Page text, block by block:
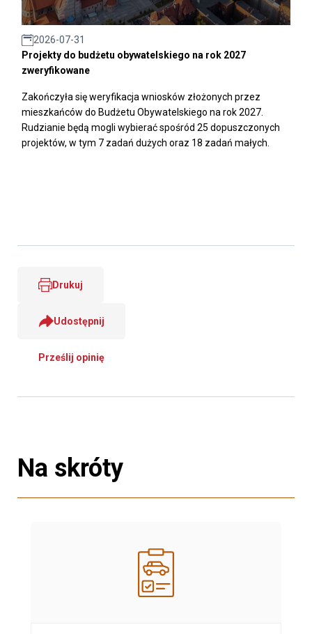
2026-07-31
Projekty do budżetu obywatelskiego na rok 2027
zweryfikowane
Zakończyła się weryfikacja wniosków złożonych przez
mieszkańców do Budżetu Obywatelskiego na rok 2027.
Rudzianie będą mogli wybierać spośród 25 dopuszczonych
projektów, w tym 7 zadań dużych oraz 18 zadań małych.
Drukuj
Udostępnij
Prześlij opinię
Na skróty